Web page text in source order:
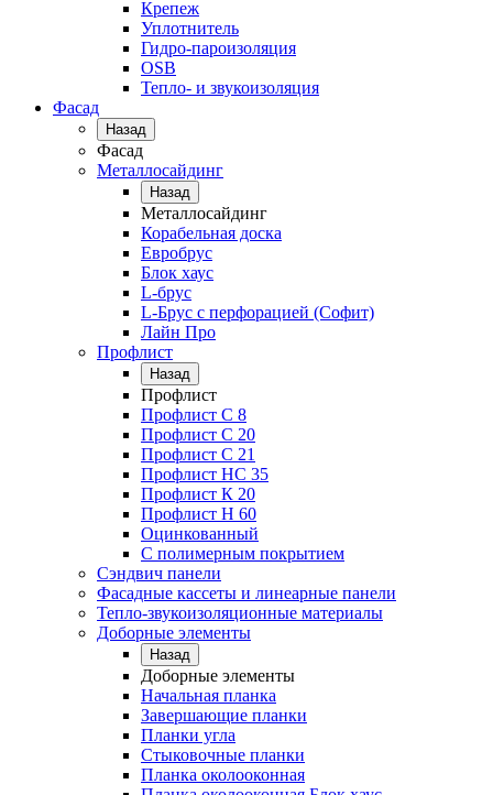
Крепеж
Уплотнитель
Гидро-пароизоляция
OSB
Тепло- и звукоизоляция
Фасад
Назад
Фасад
Металлосайдинг
Назад
Металлосайдинг
Корабельная доска
Евробрус
Блок хаус
L-брус
L-Брус с перфорацией (Софит)
Лайн Про
Профлист
Назад
Профлист
Профлист С 8
Профлист С 20
Профлист C 21
Профлист НС 35
Профлист К 20
Профлист Н 60
Оцинкованный
С полимерным покрытием
Сэндвич панели
Фасадные кассеты и линеарные панели
Тепло-звукоизоляционные материалы
Доборные элементы
Назад
Доборные элементы
Начальная планка
Завершающие планки
Планки угла
Стыковочные планки
Планка околооконная